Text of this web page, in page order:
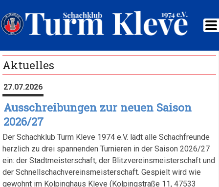
Aktuelles
27.07.2026
Ausschreibungen zur neuen Saison
2026/27
Der Schachklub Turm Kleve 1974 e.V. lädt alle Schachfreunde
herzlich zu drei spannenden Turnieren in der Saison 2026/27
ein: der Stadtmeisterschaft, der Blitzvereinsmeisterschaft und
der Schnellschachvereinsmeisterschaft. Gespielt wird wie
gewohnt im Kolpinghaus Kleve (Kolpingstraße 11, 47533